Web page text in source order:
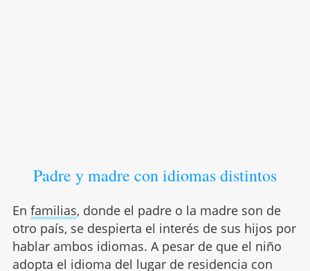
Padre y madre con idiomas distintos
En familias, donde el padre o la madre son de
otro país, se despierta el interés de sus hijos por
hablar ambos idiomas. A pesar de que el niño
adopta el idioma del lugar de residencia con